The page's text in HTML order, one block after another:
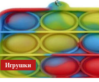
Bikini
Bottom
Rehydrated
(XBOX
One,
русская
версия)
Игрушки